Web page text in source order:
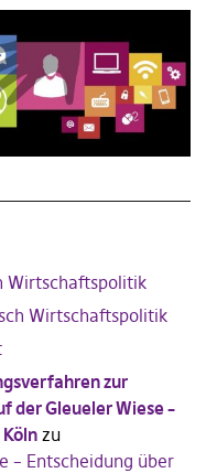
Wirtschaftspolitik
Wirtschaftspolitik
zur
der Gleueler Wiese –
zu
– Entscheidung über